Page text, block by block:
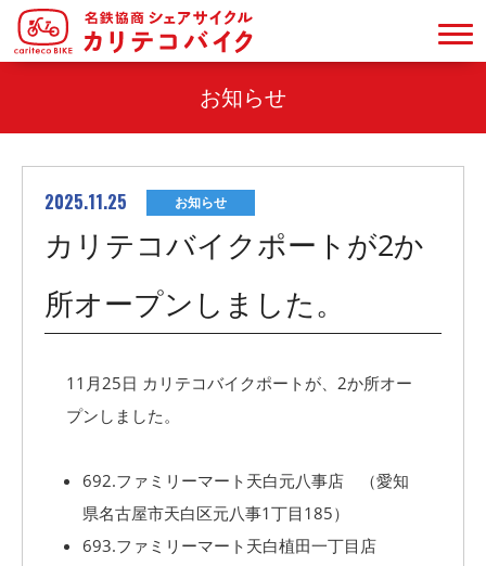
お知らせ
2025.11.25 お知らせ
カリテコバイクポートが2か
所オープンしました。
11月25日 カリテコバイクポートが、2か所オー
プンしました。
692.ファミリーマート天白元八事店　（愛知
県名古屋市天白区元八事1丁目185）
693.ファミリーマート天白植田一丁目店